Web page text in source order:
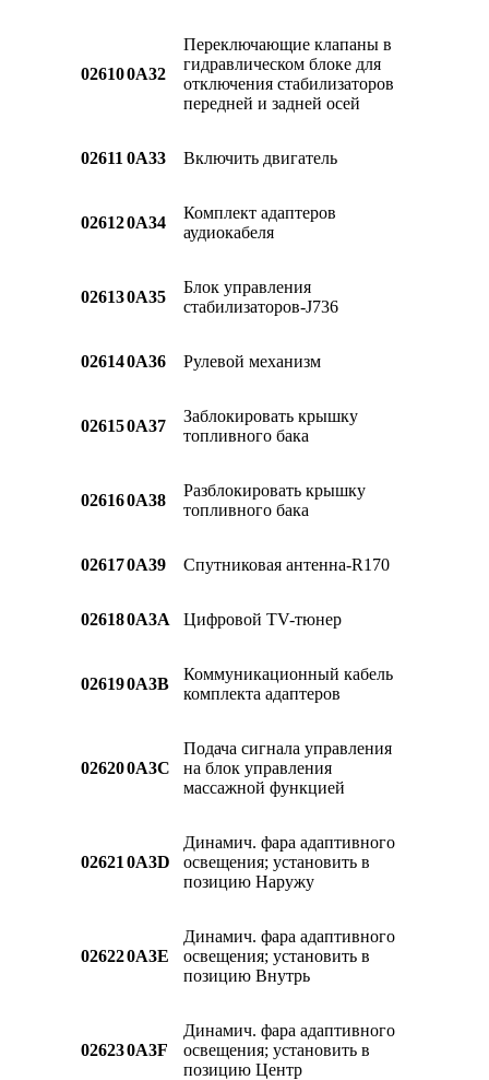
026100A32
Переключающие клапаны в
гидравлическом блоке для
отключения стабилизаторов
передней и задней осей
02611 0A33 Включить двигатель
026120A34
Комплект адаптеров
аудиокабеля
026130A35
Блок управления
стабилизаторов-J736
026140A36 Рулевой механизм
026150A37
Заблокировать крышку
топливного бака
026160A38
Разблокировать крышку
топливного бака
026170A39 Спутниковая антенна-R170
026180A3A Цифровой TV-тюнер
026190A3B
Коммуникационный кабель
комплекта адаптеров
026200A3C
Подача сигнала управления
на блок управления
массажной функцией
02621 0A3D
Динамич. фара адаптивного
освещения; установить в
позицию Наружу
026220A3E
Динамич. фара адаптивного
освещения; установить в
позицию Внутрь
026230A3F
Динамич. фара адаптивного
освещения; установить в
позицию Центр